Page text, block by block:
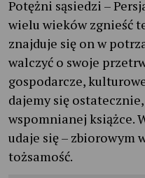
Potężni sąsiedzi –
wielu wieków zgnieść
znajduje się on w
walczyć o swoje
gospodarcze,
dajemy się
wspomnianej książce.
udaje się – zbiorowym
tożsamość.